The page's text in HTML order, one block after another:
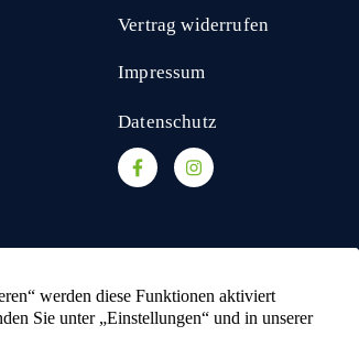
Vertrag widerrufen
Impressum
Datenschutz